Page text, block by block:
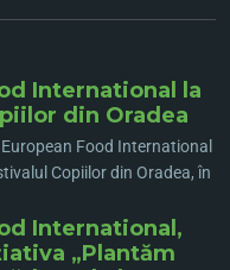
International la
din Oradea
Food International
Copiilor din Oradea, în
International,
„Plantăm